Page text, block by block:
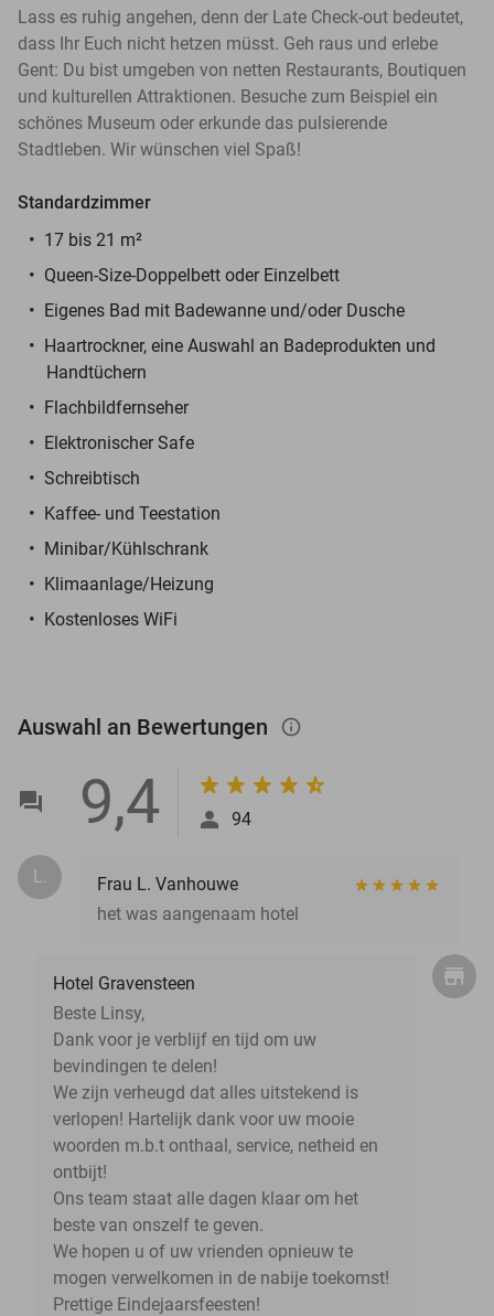
Lass es ruhig angehen, denn der Late Check-out bedeutet,
dass Ihr Euch nicht hetzen müsst. Geh raus und erlebe
Gent: Du bist umgeben von netten Restaurants, Boutiquen
und kulturellen Attraktionen. Besuche zum Beispiel ein
schönes Museum oder erkunde das pulsierende
Stadtleben. Wir wünschen viel Spaß!
Standardzimmer
17 bis 21 m²
Queen-Size-Doppelbett oder Einzelbett
Eigenes Bad mit Badewanne und/oder Dusche
Haartrockner, eine Auswahl an Badeprodukten und
Handtüchern
Flachbildfernseher
Elektronischer Safe
Schreibtisch
Kaffee- und Teestation
Minibar/Kühlschrank
Klimaanlage/Heizung
Kostenloses WiFi
Auswahl an Bewertungen info_outlined
9,4 94
L.
Frau L. Vanhouwe
het was aangenaam hotel
Hotel Gravensteen
Beste Linsy,
Dank voor je verblijf en tijd om uw
bevindingen te delen!
We zijn verheugd dat alles uitstekend is
verlopen! Hartelijk dank voor uw mooie
woorden m.b.t onthaal, service, netheid en
ontbijt!
Ons team staat alle dagen klaar om het
beste van onszelf te geven.
We hopen u of uw vrienden opnieuw te
mogen verwelkomen in de nabije toekomst!
Prettige Eindejaarsfeesten!